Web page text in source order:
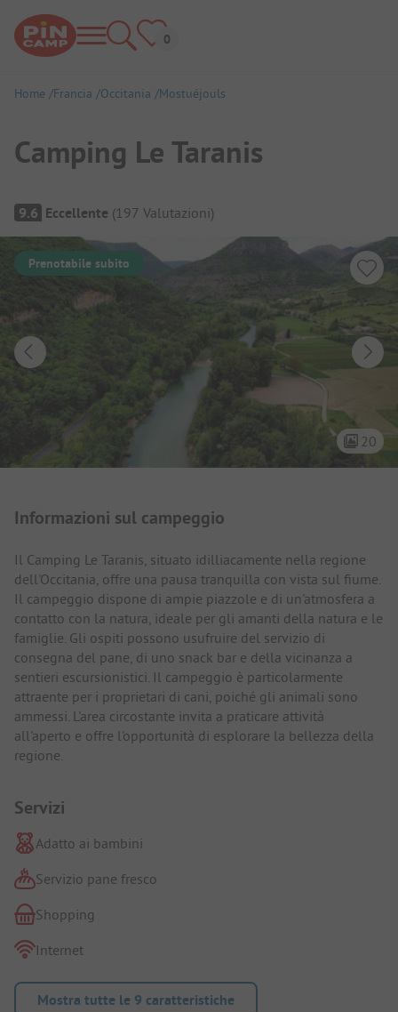
Home Francia Occitania Mostuéjouls
Camping Le Taranis
Panoramica del campeggio
9.6 Eccellente (197 Valutazioni)
Prenotabile subito
20
Informazioni sul campeggio
Il Camping Le Taranis, situato idilliacamente nella regione
dell'Occitania, offre una pausa tranquilla con vista sul fiume.
Il campeggio dispone di ampie piazzole e di un'atmosfera a
contatto con la natura, ideale per gli amanti della natura e le
famiglie. Gli ospiti possono usufruire del servizio di
consegna del pane, di uno snack bar e della vicinanza a
sentieri escursionistici. Il campeggio è particolarmente
attraente per i proprietari di cani, poiché gli animali sono
ammessi. L'area circostante invita a praticare attività
all'aperto e offre l'opportunità di esplorare la bellezza della
regione.
Servizi
Adatto ai bambini
Servizio pane fresco
Shopping
Internet
Mostra tutte le 9 caratteristiche